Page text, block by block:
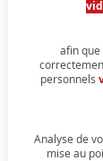
afin que
personnels
Analyse de
mise au